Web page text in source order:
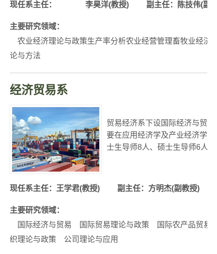
现任系主任： 李昊洋(教授) 副主任：陈技伟(副
主要研究领域：
农业经济理论与政策生产率分析农业经营管理畜牧业经
论与方法
经济贸易系
贸易经济系下设国际经济与贸
要在应用经济学及产业经济学
士生导师8人、硕士生导师6人。
现任系主任：王学君(教授) 副主任：方明杰(副教授)
主要研究领域：
国际经济与贸易 国际贸易理论与政策 国际农产品贸
织理论与政策 公司理论与应用